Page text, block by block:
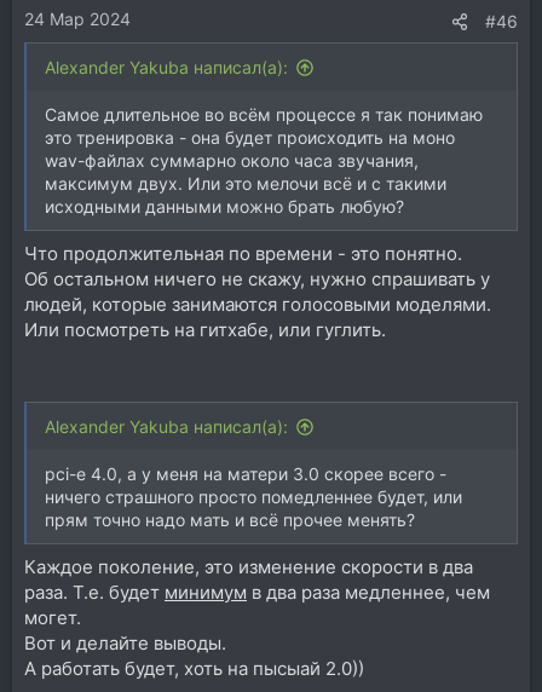
:24 Мар 2024 #46
Alexander Yakuba написал(а):
Самое длительное во всём процессе я так понимаю
это тренировка - она будет происходить на моно
wav-файлах суммарно около часа звучания,
максимум двух. Или это мелочи всё и с такими
исходными данными можно брать любую?
Что продолжительная по времени - это понятно.
Об остальном ничего не скажу, нужно спрашивать у
людей, которые занимаются голосовыми моделями.
Или посмотреть на гитхабе, или гуглить.
Alexander Yakuba написал(а):
pci-e 4.0, а у меня на матери 3.0 скорее всего -
ничего страшного просто помедленнее будет, или
прям точно надо мать и всё прочее менять?
Каждое поколение, это изменение скорости в два
раза. Т.е. будет минимум в два раза медленнее, чем
могет.
Вот и делайте выводы.
А работать будет, хоть на пысыай 2.0))